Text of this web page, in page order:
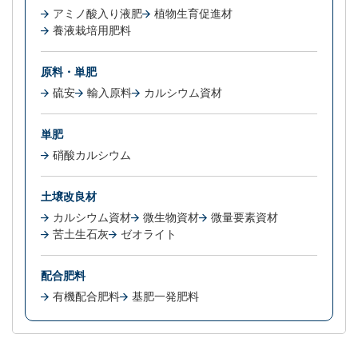
アミノ酸入り液肥
植物生育促進材
養液栽培用肥料
原料・単肥
硫安
輸入原料 カルシウム資材
単肥
硝酸カルシウム
土壌改良材
カルシウム資材
微生物資材
微量要素資材
苦土生石灰
ゼオライト
配合肥料
有機配合肥料
基肥一発肥料